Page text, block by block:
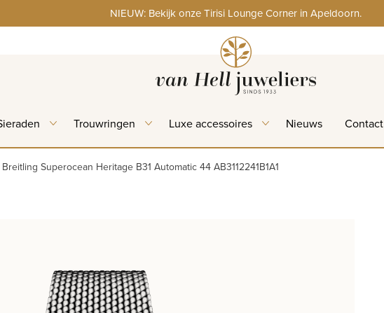
NIEUW: Bekijk onze Tirisi Lounge Corner in Apeldoorn.
Trouwringen Luxe accessoires Nieuws Contact
Breitling Superocean Heritage B31 Automatic 44 AB3112241B1A1